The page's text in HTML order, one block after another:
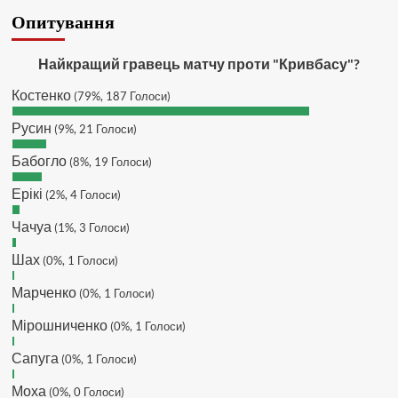
SVAT :
завтра напишу в інстаграм
Hatsyk :SVAT, без проблем
кинув в ТГ
DJGycle : Tamada
Makiavelli :
Makiavelli :
MaRiO :Трансфери такі шо слів
провалу 🙁
Hatsyk:Makiavelli, вітаємо на
буде ще активніший з часом)
Hatsyk:Та Кузик ще ок, а
перспективи, хз хз
Опитування
Найкращий гравець матчу проти "Кривбасу"?
Костенко (79%, 187 Голоси)
Русин (9%, 21 Голоси)
Бабогло (8%, 19 Голоси)
Ерікі (2%, 4 Голоси)
Чачуа (1%, 3 Голоси)
Шах (0%, 1 Голоси)
Марченко (0%, 1 Голоси)
Мірошниченко (0%, 1 Голоси)
Сапуга (0%, 1 Голоси)
Моха (0%, 0 Голоси)